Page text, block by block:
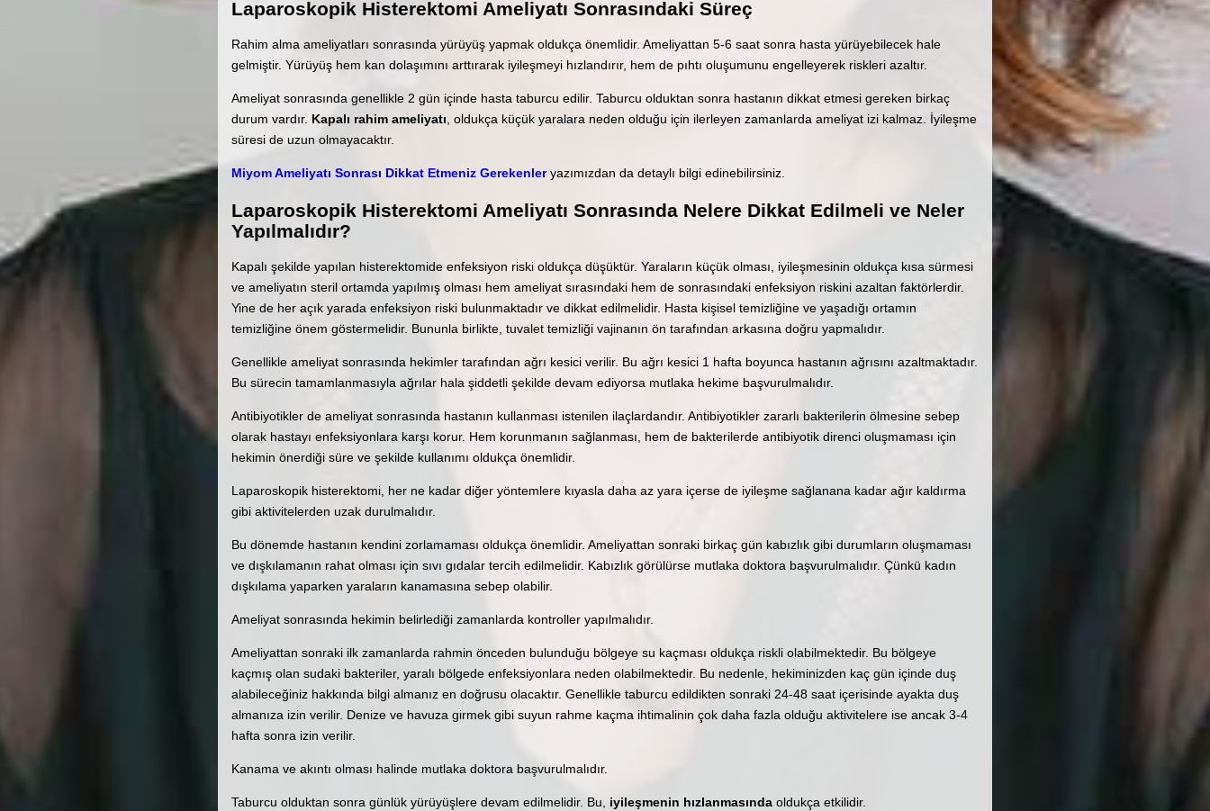
Laparoskopik Histerektomi Ameliyatı Sonrasındaki Süreç
Rahim alma ameliyatları sonrasında yürüyüş yapmak oldukça önemlidir. Ameliyattan 5-6 saat sonra hasta yürüyebilecek hale
gelmiştir. Yürüyüş hem kan dolaşımını arttırarak iyileşmeyi hızlandırır, hem de pıhtı oluşumunu engelleyerek riskleri azaltır.
Ameliyat sonrasında genellikle 2 gün içinde hasta taburcu edilir. Taburcu olduktan sonra hastanın dikkat etmesi gereken birkaç
durum vardır. Kapalı rahim ameliyatı, oldukça küçük yaralara neden olduğu için ilerleyen zamanlarda ameliyat izi kalmaz. İyileşme
süresi de uzun olmayacaktır.
Miyom Ameliyatı Sonrası Dikkat Etmeniz Gerekenleryazımızdan da detaylı bilgi edinebilirsiniz.
Laparoskopik Histerektomi Ameliyatı Sonrasında Nelere Dikkat Edilmeli ve Neler
Yapılmalıdır?
Kapalı şekilde yapılan histerektomide enfeksiyon riski oldukça düşüktür. Yaraların küçük olması, iyileşmesinin oldukça kısa sürmesi
ve ameliyatın steril ortamda yapılmış olması hem ameliyat sırasındaki hem de sonrasındaki enfeksiyon riskini azaltan faktörlerdir.
Yine de her açık yarada enfeksiyon riski bulunmaktadır ve dikkat edilmelidir. Hasta kişisel temizliğine ve yaşadığı ortamın
temizliğine önem göstermelidir. Bununla birlikte, tuvalet temizliği vajinanın ön tarafından arkasına doğru yapmalıdır.
Genellikle ameliyat sonrasında hekimler tarafından ağrı kesici verilir. Bu ağrı kesici 1 hafta boyunca hastanın ağrısını azaltmaktadır.
Bu sürecin tamamlanmasıyla ağrılar hala şiddetli şekilde devam ediyorsa mutlaka hekime başvurulmalıdır.
Antibiyotikler de ameliyat sonrasında hastanın kullanması istenilen ilaçlardandır. Antibiyotikler zararlı bakterilerin ölmesine sebep
olarak hastayı enfeksiyonlara karşı korur. Hem korunmanın sağlanması, hem de bakterilerde antibiyotik direnci oluşmaması için
hekimin önerdiği süre ve şekilde kullanımı oldukça önemlidir.
Laparoskopik histerektomi, her ne kadar diğer yöntemlere kıyasla daha az yara içerse de iyileşme sağlanana kadar ağır kaldırma
gibi aktivitelerden uzak durulmalıdır.
Bu dönemde hastanın kendini zorlamaması oldukça önemlidir. Ameliyattan sonraki birkaç gün kabızlık gibi durumların oluşmaması
ve dışkılamanın rahat olması için sıvı gıdalar tercih edilmelidir. Kabızlık görülürse mutlaka doktora başvurulmalıdır. Çünkü kadın
dışkılama yaparken yaraların kanamasına sebep olabilir.
Ameliyat sonrasında hekimin belirlediği zamanlarda kontroller yapılmalıdır.
Ameliyattan sonraki ilk zamanlarda rahmin önceden bulunduğu bölgeye su kaçması oldukça riskli olabilmektedir. Bu bölgeye
kaçmış olan sudaki bakteriler, yaralı bölgede enfeksiyonlara neden olabilmektedir. Bu nedenle, hekiminizden kaç gün içinde duş
alabileceğiniz hakkında bilgi almanız en doğrusu olacaktır. Genellikle taburcu edildikten sonraki 24-48 saat içerisinde ayakta duş
almanıza izin verilir. Denize ve havuza girmek gibi suyun rahme kaçma ihtimalinin çok daha fazla olduğu aktivitelere ise ancak 3-4
hafta sonra izin verilir.
Kanama ve akıntı olması halinde mutlaka doktora başvurulmalıdır.
Taburcu olduktan sonra günlük yürüyüşlere devam edilmelidir. Bu, iyileşmenin hızlanmasındaoldukça etkilidir.